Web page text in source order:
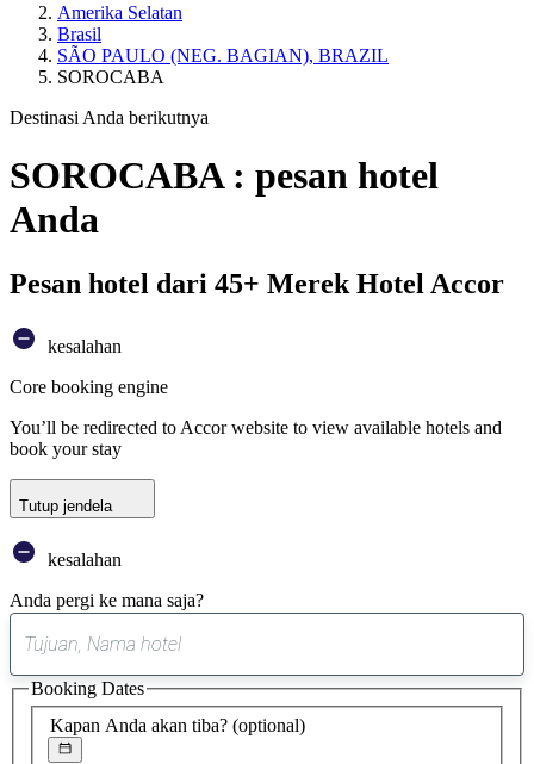
Amerika Selatan
Brasil
SÃO PAULO (NEG. BAGIAN), BRAZIL
SOROCABA
Destinasi Anda berikutnya
SOROCABA : pesan hotel
Anda
Pesan hotel dari 45+ Merek Hotel Accor
kesalahan
Core booking engine
You’ll be redirected to Accor website to view available hotels and
book your stay
Tutup jendela
kesalahan
Anda pergi ke mana saja?
saran
ditemukan
Kapan Anda akan tiba? (optional)
Booking Dates